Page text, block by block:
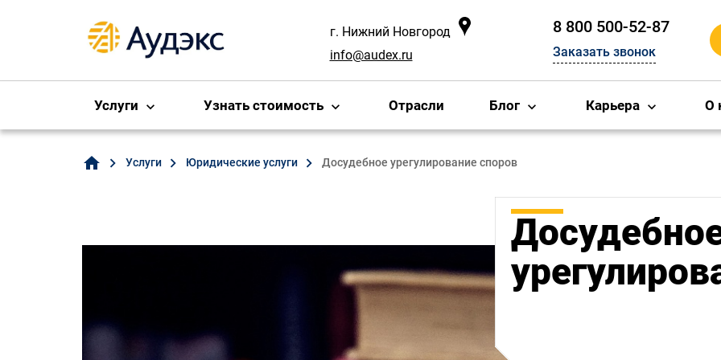
г. Нижний Новгород
info@audex.ru
8 800 500-52-87
Заказать звонок
Услуги Узнать стоимость Отрасли Блог Карьера О
home Услуги Юридические услуги Досудебное урегулирование споров